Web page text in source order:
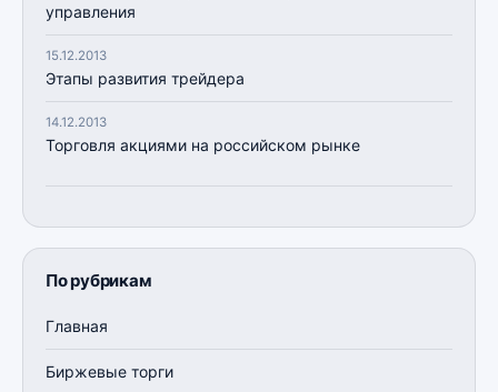
управления
15.12.2013
Этапы развития трейдера
14.12.2013
Торговля акциями на российском рынке
По рубрикам
Главная
Биржевые торги